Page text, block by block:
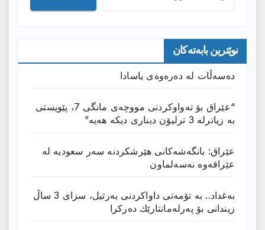
نوێترین بابەتەکان
دەسەڵات لە دەرەوەی یاسادا
“عێراق بۆ تەواوکردنی مووچەی مانگى 7، پێویستی
بە زیاترلە 3 ترلیۆن دیناری دیکە هەیە”
عێراق: بانگەشەكانی هێرشكردنە سەر سعودیە لە
عێراقەوە نەسەلماون
بەغداد.. بە تۆمەتی داواكردنی بەرتیل، سزای 3 ساڵ
زیندانی بۆ پەرلەمانتارێك دەركرا